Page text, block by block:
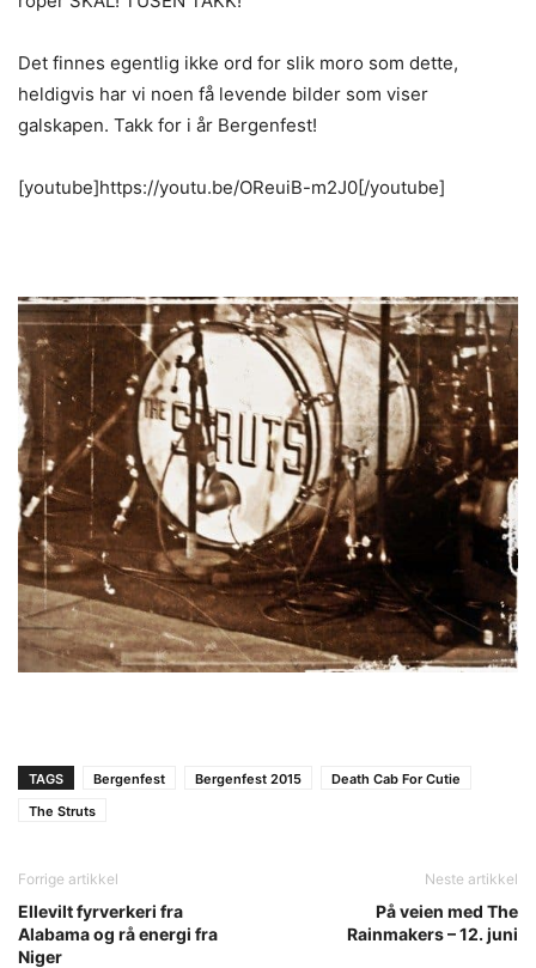
Det finnes egentlig ikke ord for slik moro som dette,
heldigvis har vi noen få levende bilder som viser
galskapen. Takk for i år Bergenfest!
[youtube]https://youtu.be/OReuiB-m2J0[/youtube]
TAGS Bergenfest Bergenfest 2015
Death Cab For Cutie
The Struts
Forrige artikkel
Ellevilt fyrverkeri fra
Alabama og rå energi fra
Niger
Neste artikkel
På veien med The
Rainmakers – 12. juni